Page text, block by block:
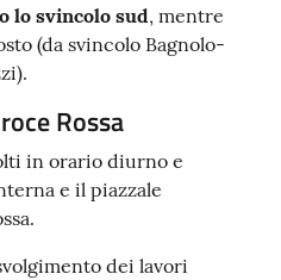
lo svincolo sud, mentre
(da svincolo Bagnolo-
Rossa
in orario diurno e
e il piazzale
dei lavori